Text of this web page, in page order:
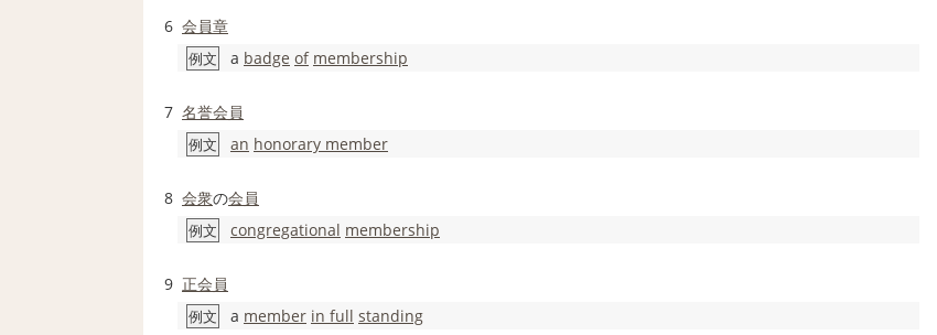
6 会員章
例文 a badge of membership
7 名誉会員
例文 an honorary member
8 会衆の会員
例文 congregational membership
9 正会員
例文 a member in full standing